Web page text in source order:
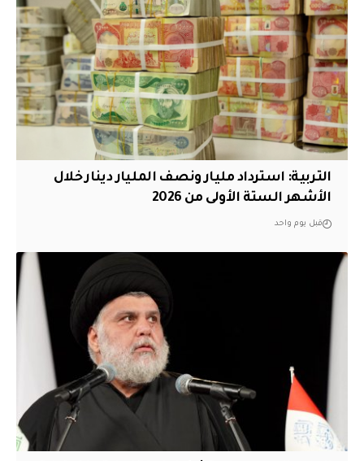
التربية: استرداد مليار ونصف المليار دينار خلال
الأشهر الستة الأولى من 2026
قبل يوم واحد